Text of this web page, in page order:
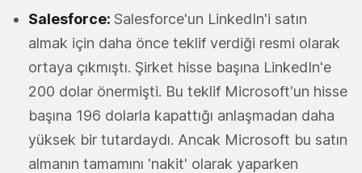
Salesforce: Salesforce'un LinkedIn'i satın
almak için daha önce teklif verdiği resmi olarak
ortaya çıkmıştı. Şirket hisse başına LinkedIn'e
200 dolar önermişti. Bu teklif Microsoft'un hisse
başına 196 dolarla kapattığı anlaşmadan daha
yüksek bir tutardaydı. Ancak Microsoft bu satın
almanın tamamını 'nakit' olarak yaparken